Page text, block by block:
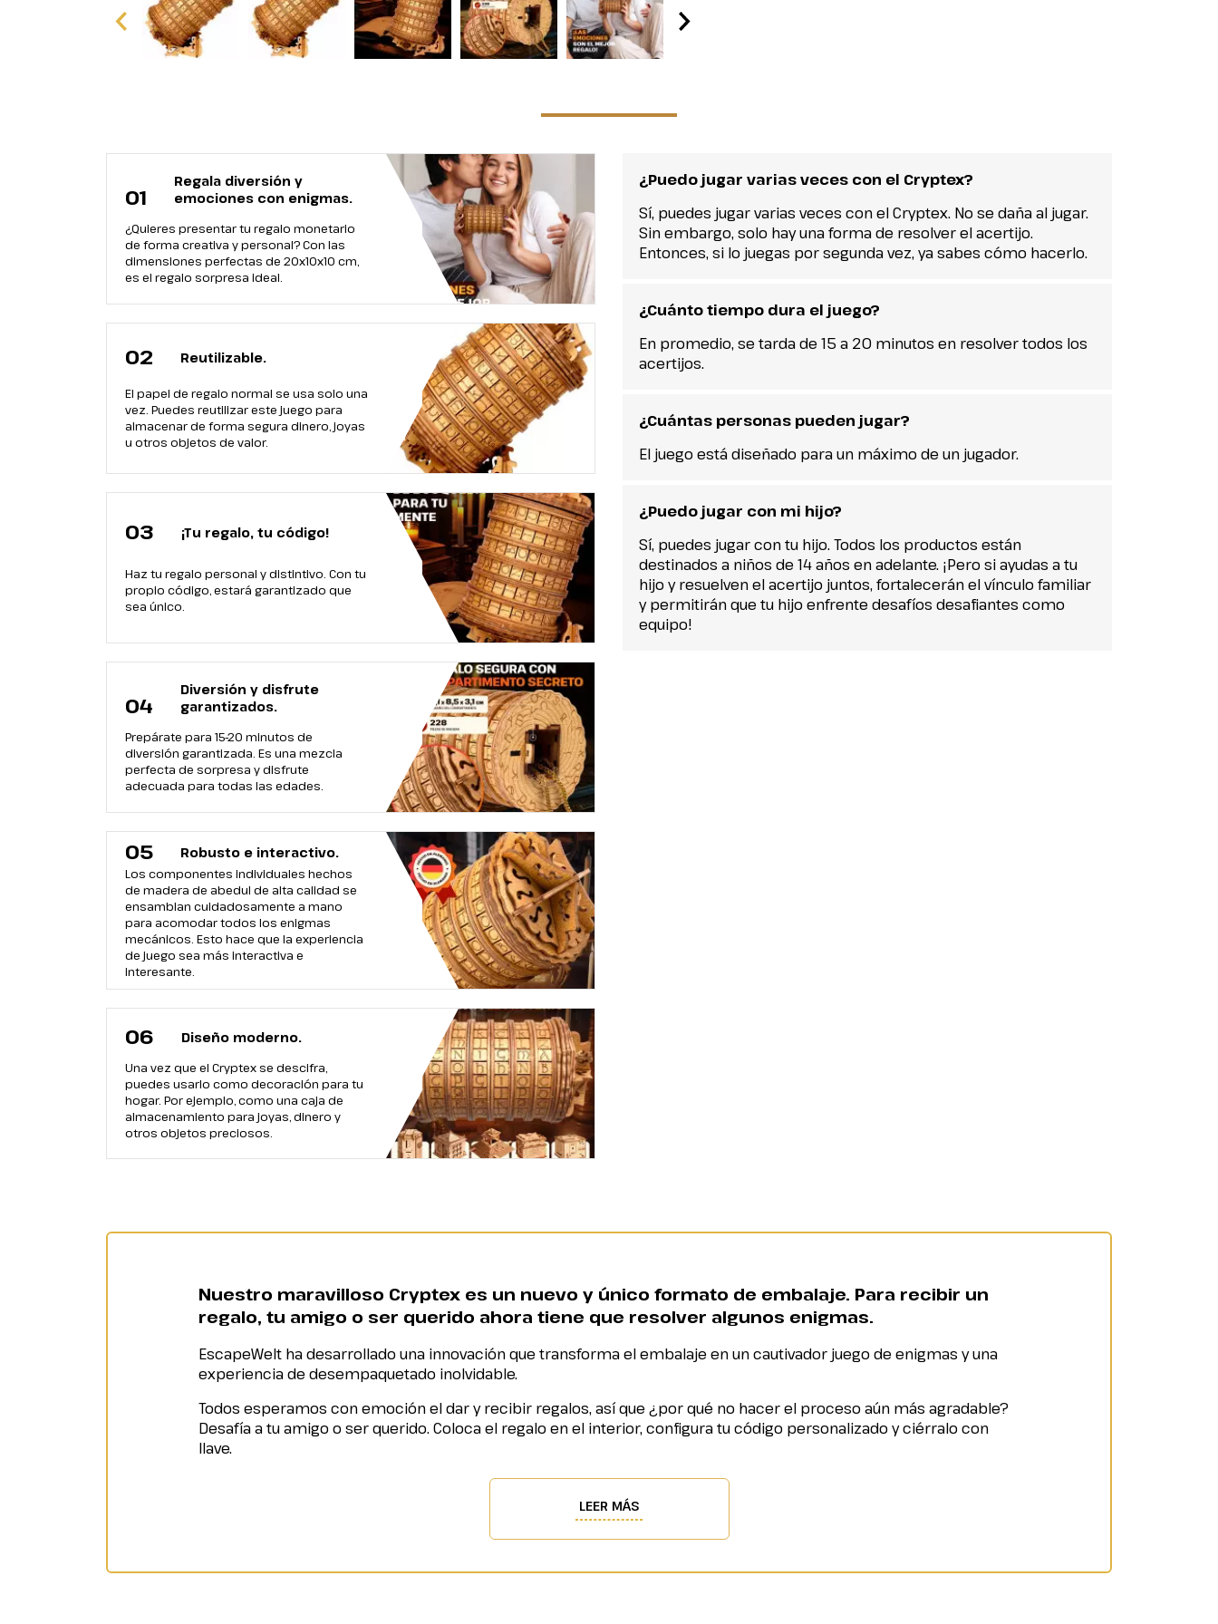
01
Regala diversión y
emociones con enigmas.
¿Quieres presentar tu regalo monetario
de forma creativa y personal? Con las
dimensiones perfectas de 20x10x10 cm,
es el regalo sorpresa ideal.
02 Reutilizable.
El papel de regalo normal se usa solo una
vez. Puedes reutilizar este juego para
almacenar de forma segura dinero, joyas
u otros objetos de valor.
03 ¡Tu regalo, tu código!
Haz tu regalo personal y distintivo. Con tu
propio código, estará garantizado que
sea único.
04
Diversión y disfrute
garantizados.
Prepárate para 15-20 minutos de
diversión garantizada. Es una mezcla
perfecta de sorpresa y disfrute
adecuada para todas las edades.
05 Robusto e interactivo.
Los componentes individuales hechos
de madera de abedul de alta calidad se
ensamblan cuidadosamente a mano
para acomodar todos los enigmas
mecánicos. Esto hace que la experiencia
de juego sea más interactiva e
interesante.
06 Diseño moderno.
Una vez que el Cryptex se descifra,
puedes usarlo como decoración para tu
hogar. Por ejemplo, como una caja de
almacenamiento para joyas, dinero y
otros objetos preciosos.
¿Puedo jugar varias veces con el Cryptex?
Sí, puedes jugar varias veces con el Cryptex. No se daña al jugar.
Sin embargo, solo hay una forma de resolver el acertijo.
Entonces, si lo juegas por segunda vez, ya sabes cómo hacerlo.
¿Cuánto tiempo dura el juego?
En promedio, se tarda de 15 a 20 minutos en resolver todos los
acertijos.
¿Cuántas personas pueden jugar?
El juego está diseñado para un máximo de un jugador.
¿Puedo jugar con mi hijo?
Sí, puedes jugar con tu hijo. Todos los productos están
destinados a niños de 14 años en adelante. ¡Pero si ayudas a tu
hijo y resuelven el acertijo juntos, fortalecerán el vínculo familiar
y permitirán que tu hijo enfrente desafíos desafiantes como
equipo!
Nuestro maravilloso Cryptex es un nuevo y único formato de embalaje. Para recibir un
regalo, tu amigo o ser querido ahora tiene que resolver algunos enigmas.
EscapeWelt ha desarrollado una innovación que transforma el embalaje en un cautivador juego de enigmas y una
experiencia de desempaquetado inolvidable.
Todos esperamos con emoción el dar y recibir regalos, así que ¿por qué no hacer el proceso aún más agradable?
Desafía a tu amigo o ser querido. Coloca el regalo en el interior, configura tu código personalizado y ciérralo con
llave.
LEER MÁS